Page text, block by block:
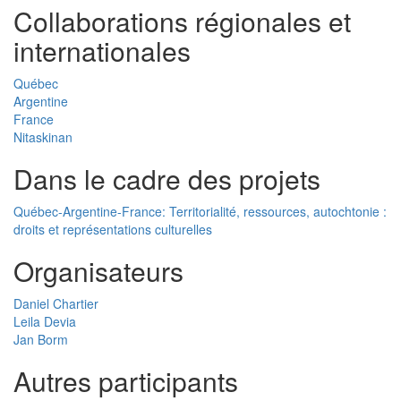
Collaborations régionales et
internationales
Québec
Argentine
France
Nitaskinan
Dans le cadre des projets
Québec-Argentine-France: Territorialité, ressources, autochtonie :
droits et représentations culturelles
Organisateurs
Daniel Chartier
Leila Devia
Jan Borm
Autres participants